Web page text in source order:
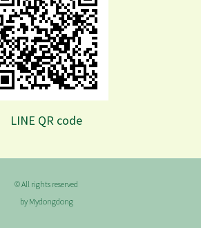
LINE QR code
© All rights reserved
by Mydongdong